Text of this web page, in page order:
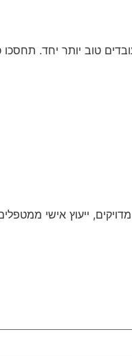
טוב יותר יחד.
ייעוץ אישי